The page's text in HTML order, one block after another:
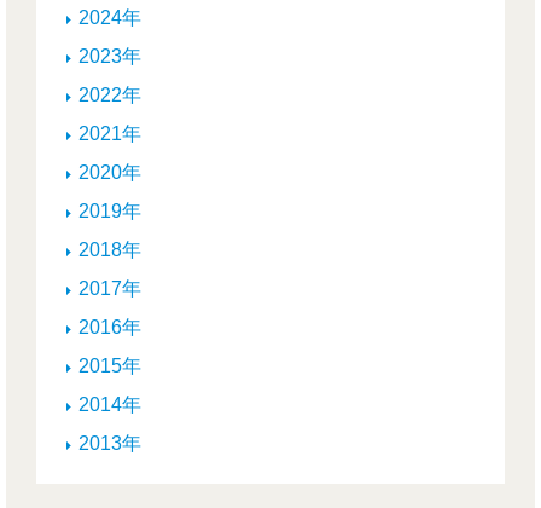
2024年
2023年
2022年
2021年
2020年
2019年
2018年
2017年
2016年
2015年
2014年
2013年